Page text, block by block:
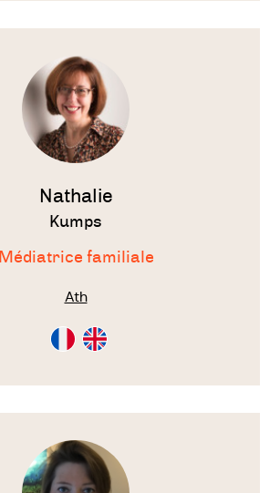
Nathalie
Kumps
Médiatrice familiale
Ath
Consultation
en
Consultation
en